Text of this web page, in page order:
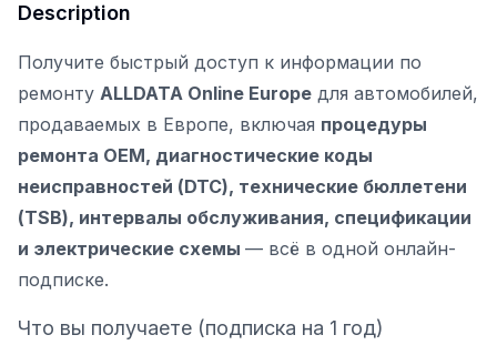
Description
Получите быстрый доступ к информации по
ремонту ALLDATA Online Europe для автомобилей,
продаваемых в Европе, включая процедуры
ремонта OEM, диагностические коды
неисправностей (DTC), технические бюллетени
(TSB), интервалы обслуживания, спецификации
и электрические схемы — всё в одной онлайн-
подписке.
Что вы получаете (подписка на 1 год)